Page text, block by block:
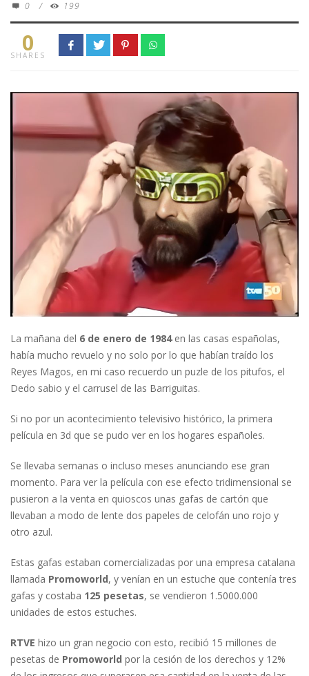
0
/ 199
0
SHARES
La mañana del 6 de enero de 1984en las casas españolas,
había mucho revuelo y no solo por lo que habían traído los
Reyes Magos, en mi caso recuerdo un puzle de los pitufos, el
Dedo sabio y el carrusel de las Barriguitas.
Si no por un acontecimiento televisivo histórico, la primera
película en 3d que se pudo ver en los hogares españoles.
Se llevaba semanas o incluso meses anunciando ese gran
momento. Para ver la película con ese efecto tridimensional se
pusieron a la venta en quioscos unas gafas de cartón que
llevaban a modo de lente dos papeles de celofán uno rojo y
otro azul.
Estas gafas estaban comercializadas por una empresa catalana
llamada Promoworld, y venían en un estuche que contenía tres
gafas y costaba 125 pesetas, se vendieron 1.5000.000
unidades de estos estuches.
RTVE hizo un gran negocio con esto, recibió 15 millones de
pesetas de Promoworld por la cesión de los derechos y 12%